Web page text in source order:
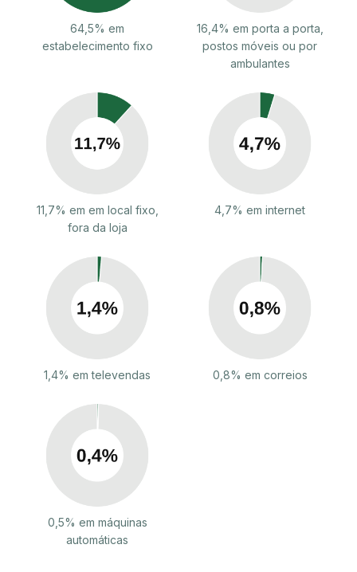
64,5% em
estabelecimento fixo
16,4% em porta a porta,
postos móveis ou por
ambulantes
11,7% em em local fixo,
fora da loja
4,7% em internet
1,4% em televendas 0,8% em correios
0,5% em máquinas
automáticas